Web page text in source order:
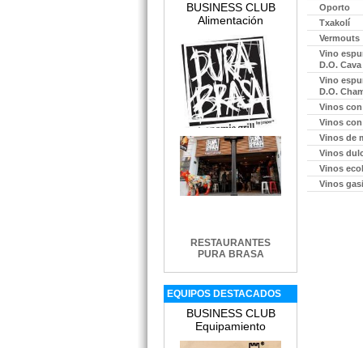
BUSINESS CLUB
Alimentación
RESTAURANTES
PURA BRASA
EQUIPOS DESTACADOS
BUSINESS CLUB
Equipamiento
Oporto
Txakolí
Vermouts
Vino
D.O. Cava
Vino
D.O.
Vinos con
Vinos con
Vinos de
Vinos
Vinos
Vinos